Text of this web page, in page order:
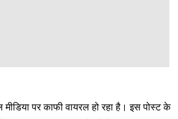
पर काफी वायरल हो रहा है। इस पोस्ट के